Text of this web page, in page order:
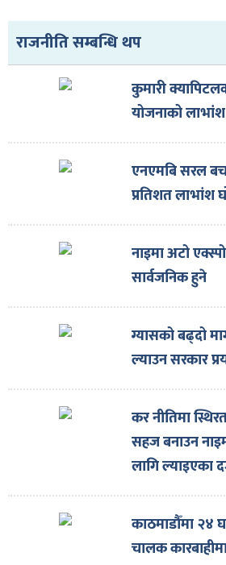
राजनीति सम्बन्धि थप
कुमारी
योजनाको
एनएमबि सरल
प्रतिशत लाभांश
नाइमा अटो
सार्वजनिक हुने
ग्यासको बढ्दो
ल्याउन सरकार
कर नीतिमा
सहज बनाउन
लागि ल्याइएका
काठमाडौँमा २४
चालक